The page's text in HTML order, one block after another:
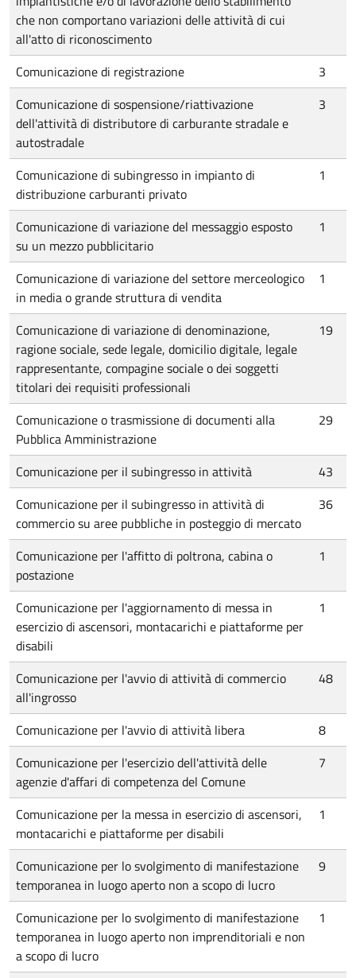
che non comportano variazioni delle attività di cui
all'atto di riconoscimento
Comunicazione di registrazione
3
Comunicazione di sospensione/riattivazione
dell'attività di distributore di carburante stradale e
autostradale
3
Comunicazione di subingresso in impianto di
distribuzione carburanti privato
1
Comunicazione di variazione del messaggio esposto
su un mezzo pubblicitario
1
Comunicazione di variazione del settore merceologico
in media o grande struttura di vendita
1
Comunicazione di variazione di denominazione,
ragione sociale, sede legale, domicilio digitale, legale
rappresentante, compagine sociale o dei soggetti
titolari dei requisiti professionali
19
Comunicazione o trasmissione di documenti alla
Pubblica Amministrazione
29
Comunicazione per il subingresso in attività
43
Comunicazione per il subingresso in attività di
commercio su aree pubbliche in posteggio di mercato
36
Comunicazione per l'affitto di poltrona, cabina o
postazione
1
Comunicazione per l'aggiornamento di messa in
esercizio di ascensori, montacarichi e piattaforme per
disabili
1
Comunicazione per l'avvio di attività di commercio
all'ingrosso
48
Comunicazione per l'avvio di attività libera
8
Comunicazione per l'esercizio dell'attività delle
agenzie d'affari di competenza del Comune
7
Comunicazione per la messa in esercizio di ascensori,
montacarichi e piattaforme per disabili
1
Comunicazione per lo svolgimento di manifestazione
temporanea in luogo aperto non a scopo di lucro
9
Comunicazione per lo svolgimento di manifestazione
temporanea in luogo aperto non imprenditoriali e non
a scopo di lucro
1